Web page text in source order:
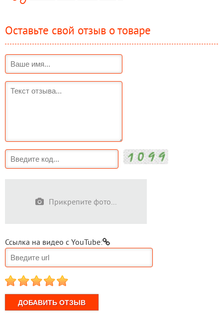
Оставьте свой отзыв о товаре
Прикрепите фото...
Ссылка на видео с YouTube:
1 2 3 4 5